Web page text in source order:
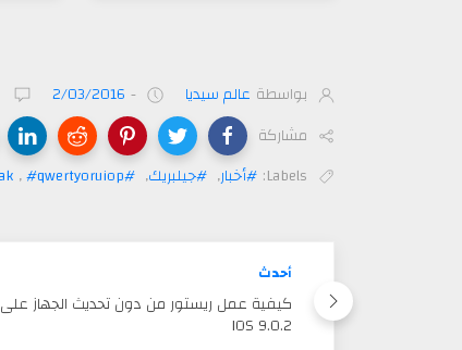
بواسطة عالم سيديا -
2/03/2016
مشاركة
Labels: #أخبار, #جيلبريك,
#jailbreak
,#qwertyoruiop
أحدث
كيفية عمل ريستور من دون تحديث الجهاز على
IOS 9.0.2